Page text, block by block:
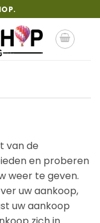
van de
en proberen
weer te geven.
uw aankoop,
uw aankoop